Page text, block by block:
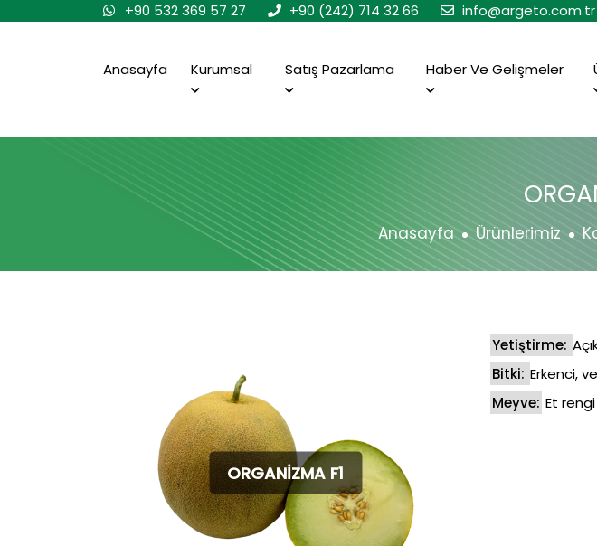
+90 532 369 57 27 +90 (242) 714 32 66 info@argeto.com.tr
Anasayfa Kurumsal Satış Pazarlama Haber Ve Gelişmeler
Anasayfa Ürünlerimiz
ORGANİZMA F1
Yetiştirme:
Bitki: Erkenci,
Meyve: Et